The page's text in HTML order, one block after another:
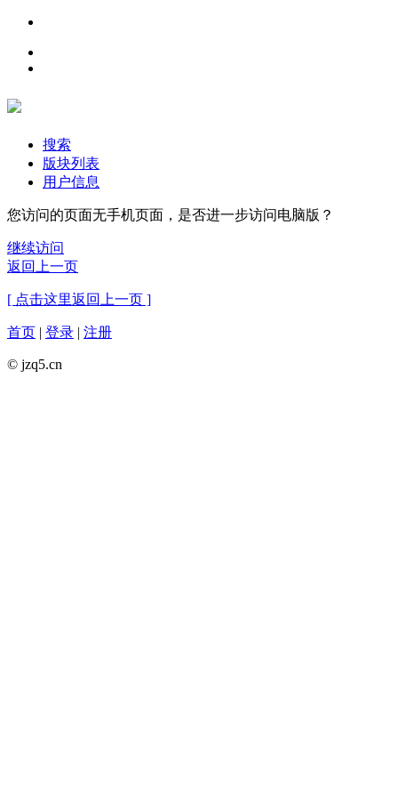
搜索
版块列表
用户信息
您访问的页面无手机页面，是否进一步访问电脑版？
继续访问
返回上一页
[ 点击这里返回上一页 ]
首页 | 登录 | 注册
© jzq5.cn